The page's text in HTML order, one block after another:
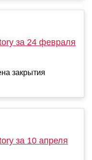
за 24 февраля
закрытия
за 10 апреля